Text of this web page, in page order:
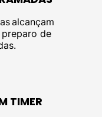
alcançam
de
TIMER